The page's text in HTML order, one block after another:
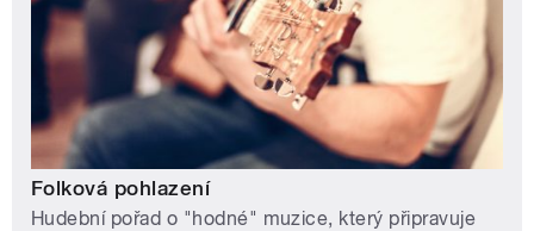
Folková pohlazení
Hudební pořad o "hodné" muzice, který připravuje